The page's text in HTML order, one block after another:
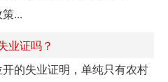
...
业证吗？
的失业证明，单纯只有农村